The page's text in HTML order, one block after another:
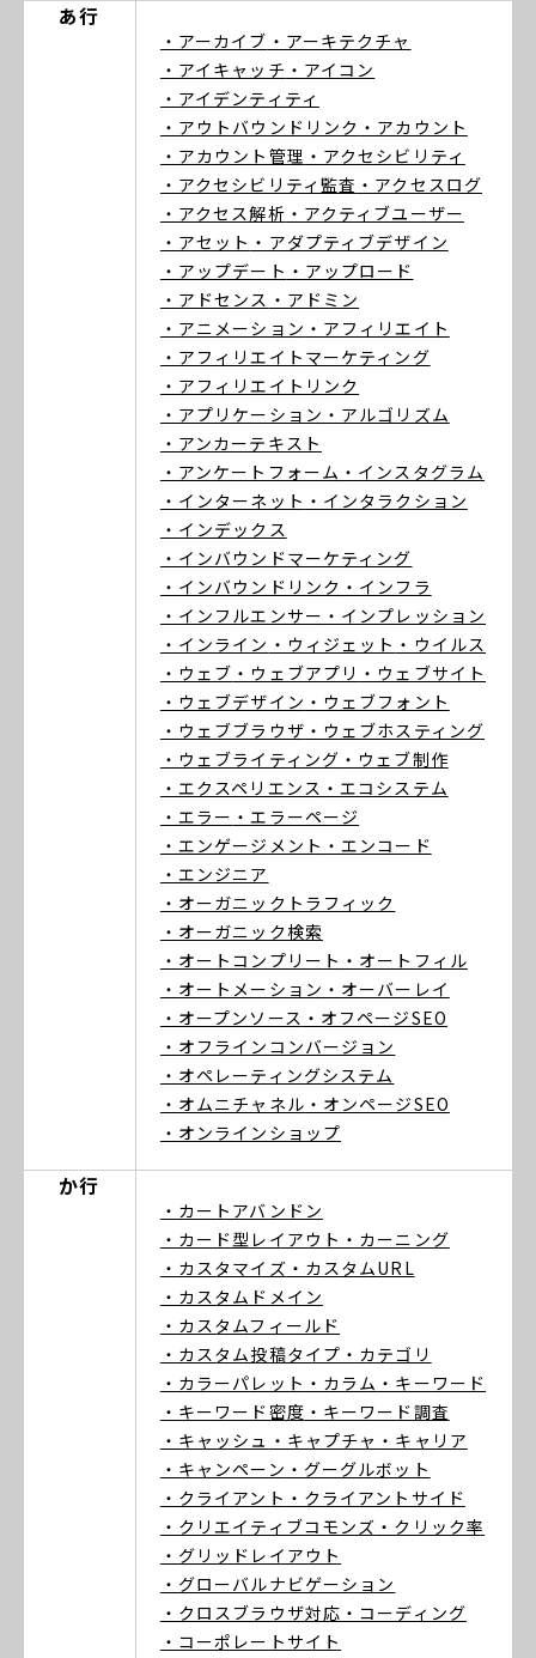
あ行
・アーカイブ ・アーキテクチャ
・アイキャッチ ・アイコン
・アイデンティティ
・アウトバウンドリンク ・アカウント
・アカウント管理 ・アクセシビリティ
・アクセシビリティ監査 ・アクセスログ
・アクセス解析 ・アクティブユーザー
・アセット ・アダプティブデザイン
・アップデート ・アップロード
・アドセンス ・アドミン
・アニメーション ・アフィリエイト
・アフィリエイトマーケティング
・アフィリエイトリンク
・アプリケーション ・アルゴリズム
・アンカーテキスト
・アンケートフォーム ・インスタグラム
・インターネット ・インタラクション
・インデックス
・インバウンドマーケティング
・インバウンドリンク ・インフラ
・インフルエンサー ・インプレッション
・インライン ・ウィジェット ・ウイルス
・ウェブ ・ウェブアプリ ・ウェブサイト
・ウェブデザイン ・ウェブフォント
・ウェブブラウザ ・ウェブホスティング
・ウェブライティング ・ウェブ制作
・エクスペリエンス ・エコシステム
・エラー ・エラーページ
・エンゲージメント ・エンコード
・エンジニア
・オーガニックトラフィック
・オーガニック検索
・オートコンプリート ・オートフィル
・オートメーション ・オーバーレイ
・オープンソース ・オフページSEO
・オフラインコンバージョン
・オペレーティングシステム
・オムニチャネル ・オンページSEO
・オンラインショップ
か行
・カートアバンドン
・カード型レイアウト ・カーニング
・カスタマイズ ・カスタムURL
・カスタムドメイン
・カスタムフィールド
・カスタム投稿タイプ ・カテゴリ
・カラーパレット ・カラム ・キーワード
・キーワード密度 ・キーワード調査
・キャッシュ ・キャプチャ ・キャリア
・キャンペーン ・グーグルボット
・クライアント ・クライアントサイド
・クリエイティブコモンズ ・クリック率
・グリッドレイアウト
・グローバルナビゲーション
・クロスブラウザ対応 ・コーディング
・コーポレートサイト